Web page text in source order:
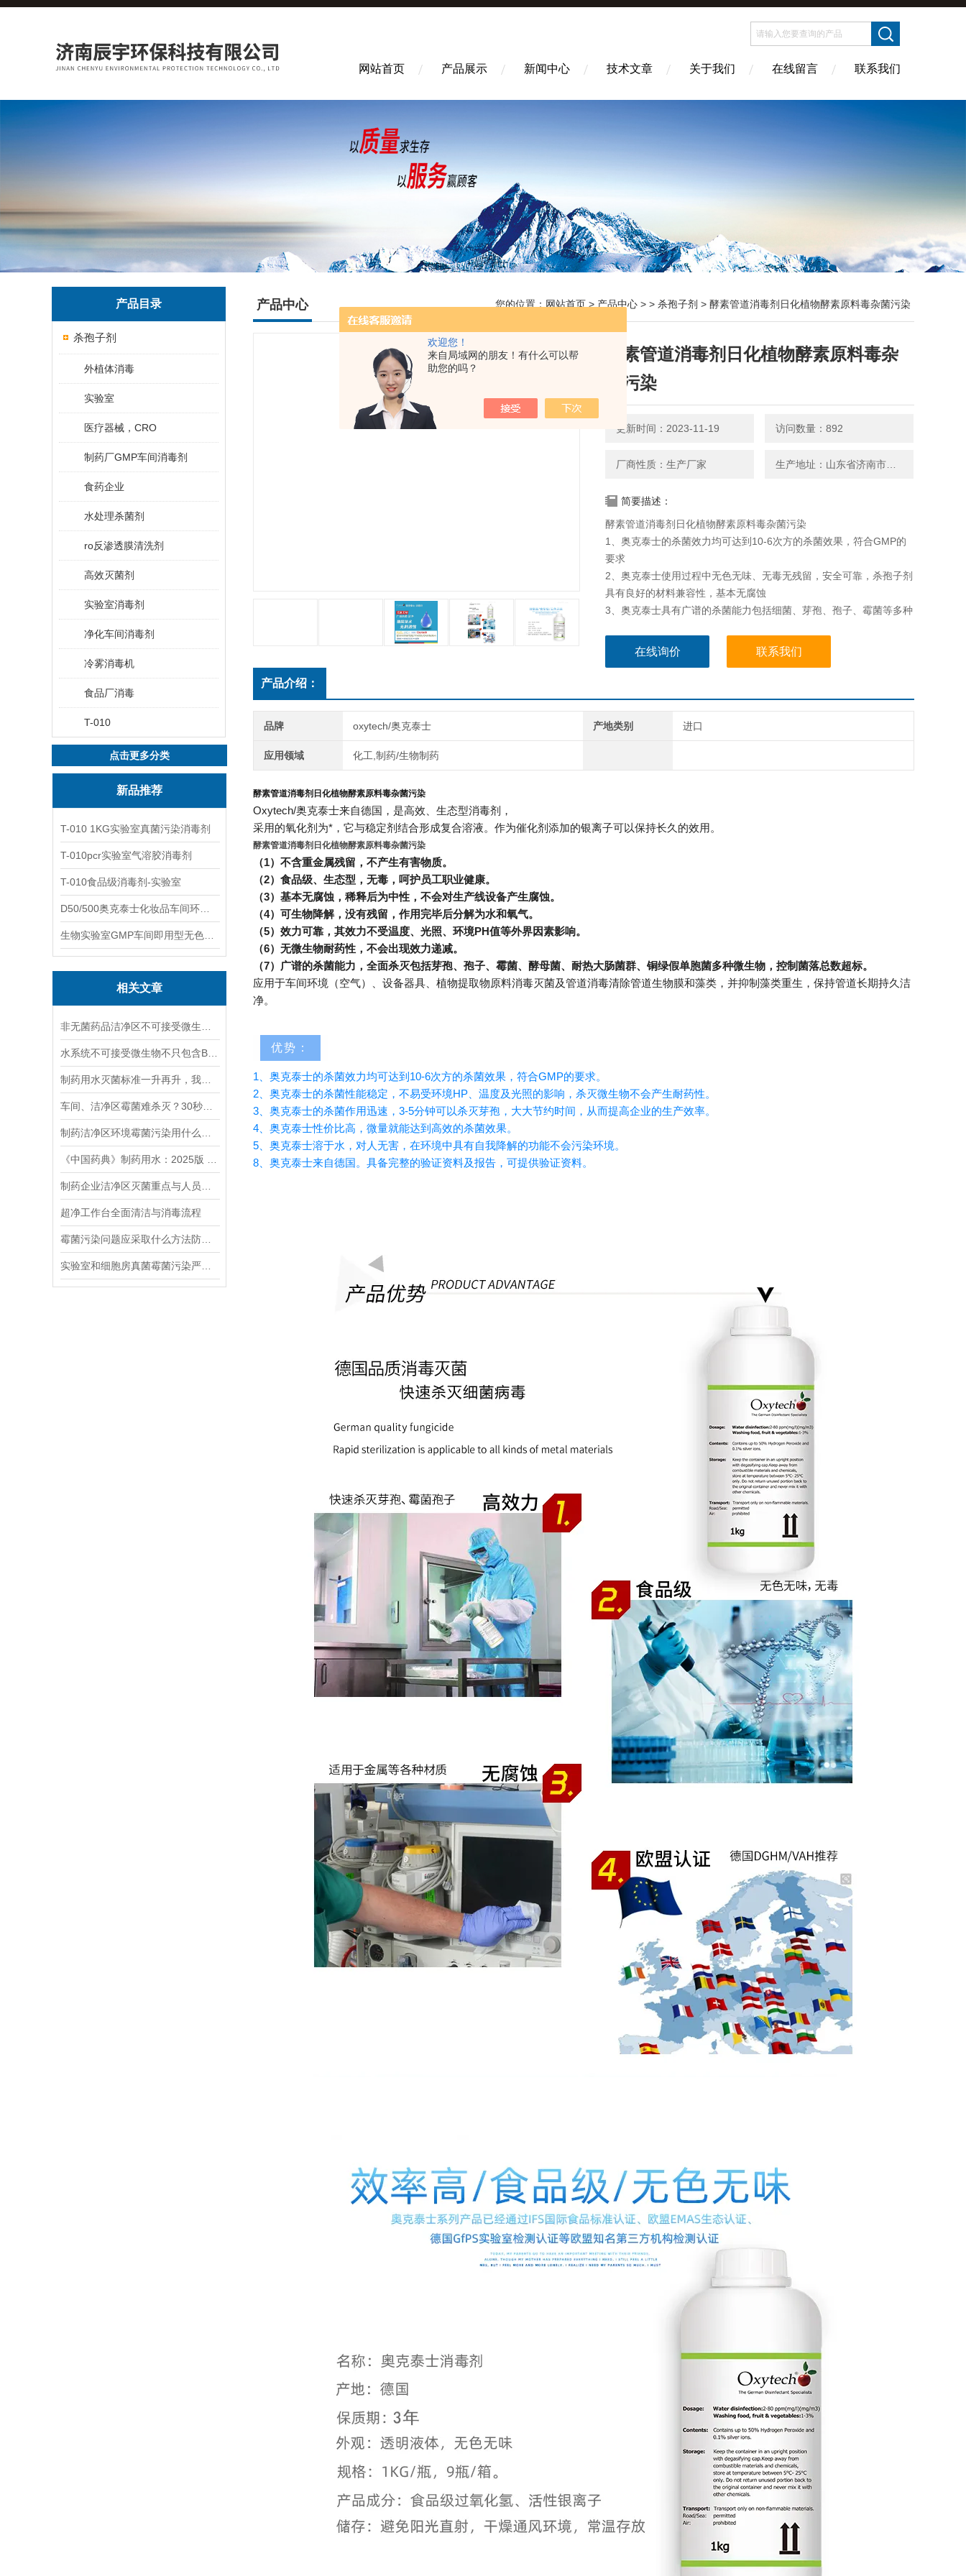
欢迎您！
来自局域网的朋友！有什么可以帮
助您的吗？
网站首页 产品展示 新闻中心 技术文章 关于我们 在线留言 联系我们
产品目录
杀孢子剂
外植体消毒
实验室
医疗器械，CRO
制药厂GMP车间消毒剂
食药企业
水处理杀菌剂
ro反渗透膜清洗剂
高效灭菌剂
实验室消毒剂
净化车间消毒剂
冷雾消毒机
食品厂消毒
T-010
点击更多分类
新品推荐
T-010 1KG实验室真菌污染消毒剂
T-010pcr实验室气溶胶消毒剂
T-010食品级消毒剂-实验室
相关文章
超净工作台全面清洁与消毒流程
产品中心 您的位置： 网站首页 > 产品中心 > > 杀孢子剂 > 酵素管道消毒剂日化植物酵素原料毒杂菌污染
酵素管道消毒剂日化植物酵素原料毒杂
菌污染
更新时间：2023-11-19 访问数量：892
厂商性质：生产厂家
简要描述：
酵素管道消毒剂日化植物酵素原料毒杂菌污染
1、奥克泰士的杀菌效力均可达到10-6次方的杀菌效果，符合GMP的
要求
2、奥克泰士使用过程中无色无味、无毒无残留，安全可靠，杀孢子剂
具有良好的材料兼容性，基本无腐蚀
3、奥克泰士具有广谱的杀菌能力包括细菌、芽孢、孢子、霉菌等多种
4、奥克泰士的杀菌性能稳定，不易受环境HP、温度及光照的影响，
在线询价 联系我们
产品介绍：
品牌 oxytech/奥克泰士 产地类别 进口
应用领域 化工,制药/生物制药
酵素管道消毒剂日化植物酵素原料毒杂菌污染
Oxytech/奥克泰士来自德国，是高效、生态型消毒剂，
采用的氧化剂为*，它与稳定剂结合形成复合溶液。作为催化剂添加的银离子可以保持长久的效用。
酵素管道消毒剂日化植物酵素原料毒杂菌污染
（1）不含重金属残留，不产生有害物质。
（2）食品级、生态型，无毒，呵护员工职业健康。
（3）基本无腐蚀，稀释后为中性，不会对生产线设备产生腐蚀。
（4）可生物降解，没有残留，作用完毕后分解为水和氧气。
（5）效力可靠，其效力不受温度、光照、环境PH值等外界因素影响。
（6）无微生物耐药性，不会出现效力递减。
（7）广谱的杀菌能力，全面杀灭包括芽孢、孢子、霉菌、酵母菌、耐热大肠菌群、铜绿假单胞菌多种微生物，控制菌落总数超标。
应用于车间环境（空气）、设备器具、植物提取物原料消毒灭菌及管道消毒清除管道生物膜和藻类，并抑制藻类重生，保持管道长期持久洁
净。
优势：
1、奥克泰士的杀菌效力均可达到10-6次方的杀菌效果，符合GMP的要求。
2、奥克泰士的杀菌性能稳定，不易受环境HP、温度及光照的影响，杀灭微生物不会产生耐药性。
3、奥克泰士的杀菌作用迅速，3-5分钟可以杀灭芽孢，大大节约时间，从而提高企业的生产效率。
4、奥克泰士性价比高，微量就能达到高效的杀菌效果。
5、奥克泰士溶于水，对人无害，在环境中具有自我降解的功能不会污染环境。
8、奥克泰士来自德国。具备完整的验证资料及报告，可提供验证资料。